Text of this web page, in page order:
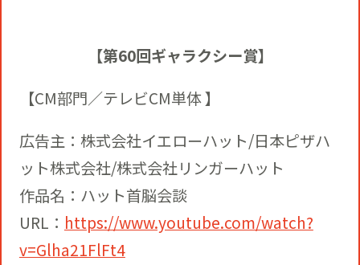
【第60回ギャラクシー賞】
【CM部門／テレビCM単体 】
広告主：株式会社イエローハット/日本ピザハ
ット株式会社/株式会社リンガーハット
作品名：ハット首脳会談
URL： https://www.youtube.com/watch?
v=Glha21FlFt4